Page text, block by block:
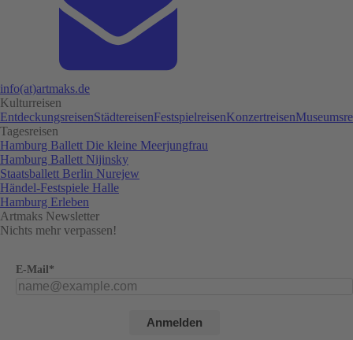
info(at)artmaks.de
Kulturreisen
EntdeckungsreisenStädtereisenFestspielreisenKonzertreisen
Tagesreisen
Hamburg Ballett Die kleine Meerjungfrau
Hamburg Ballett Nijinsky
Staatsballett Berlin Nurejew
Händel-Festspiele Halle
Hamburg Erleben
Artmaks Newsletter
Nichts mehr verpassen!
E-Mail*
Anmelden